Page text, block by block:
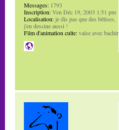
Messages: 1793
Inscription:Ven Déc 19, 2003 1:51 pm
Localisation: je dis pas que des bêtises,
j'en dessine aussi !
Film d'animation culte:valse avec bachir